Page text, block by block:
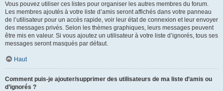
Vous pouvez utiliser ces listes pour organiser les autres membres du forum.
Les membres ajoutés à votre liste d’amis seront affichés dans votre panneau
de l’utilisateur pour un accès rapide, voir leur état de connexion et leur envoyer
des messages privés. Selon les thèmes graphiques, leurs messages peuvent
être mis en valeur. Si vous ajoutez un utilisateur à votre liste d’ignorés, tous ses
messages seront masqués par défaut.
Haut
Comment puis-je ajouter/supprimer des utilisateurs de ma liste d’amis ou
d’ignorés ?